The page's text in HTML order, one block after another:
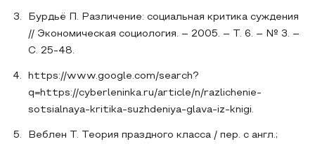
Бурдьё П. Различение: социальная критика суждения
// Экономическая социология. – 2005. – Т. 6. – № 3. –
С. 25-48.
https://www.google.com/search?
q=https://cyberleninka.ru/article/n/razlichenie-
sotsialnaya-kritika-suzhdeniya-glava-iz-knigi.
Веблен Т. Теория праздного класса / пер. с англ.;